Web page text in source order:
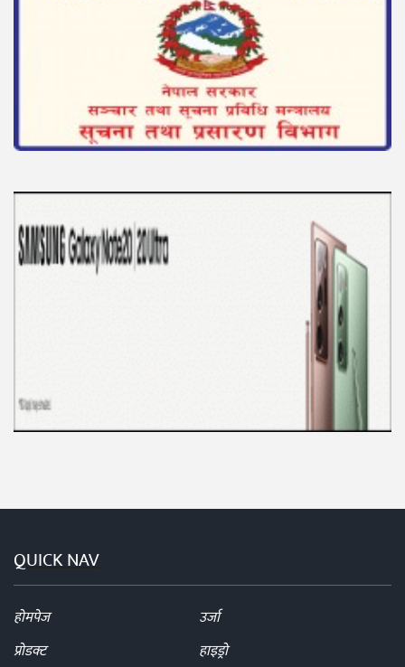
QUICK NAV
होमपेज
उर्जा
प्रोडक्ट
हाइड्रो